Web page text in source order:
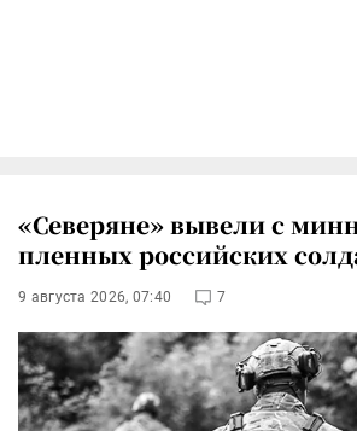
«Северяне» вывели с
пленных российских
9 августа 2026, 07:40 7